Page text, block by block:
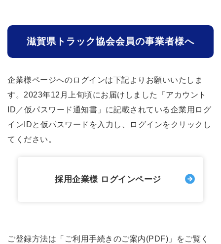
滋賀県トラック協会会員の事業者様へ
企業様ページへのログインは下記よりお願いいたしま
す。2023年12月上旬頃にお届けしました「アカウント
ID／仮パスワード通知書」に記載されている企業用ログ
インIDと仮パスワードを入力し、ログインをクリックし
てください。
採用企業様 ログインページ
ご登録方法は「ご利用手続きのご案内(PDF)」をご覧く